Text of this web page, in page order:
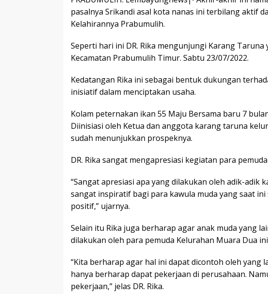
o
o
k
A
p
p
Li
k
er n
er
pasalnya Srikandi asal kota nanas ini terbilang aktif
Kelahirannya Prabumulih.
Seperti hari ini DR. Rika mengunjungi Karang
Kecamatan Prabumulih Timur. Sabtu 23/07/2022.
Kedatangan Rika ini sebagai bentuk dukungan
inisiatif dalam menciptakan usaha.
Kolam peternakan ikan 55 Maju Bersama baru 7
Diinisiasi oleh Ketua dan anggota karang taruna
sudah menunjukkan prospeknya.
DR. Rika sangat mengapresiasi kegiatan para
“Sangat apresiasi apa yang dilakukan oleh adik-adik
sangat inspiratif bagi para kawula muda yang saat
positif,” ujarnya.
Selain itu Rika juga berharap agar anak muda yang
dilakukan oleh para pemuda Kelurahan Muara Dua
“Kita berharap agar hal ini dapat dicontoh oleh yang
hanya berharap dapat pekerjaan di perusahaan.
pekerjaan,” jelas DR. Rika.